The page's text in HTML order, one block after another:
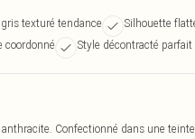
texturé tendance
Silhouette
coordonné
Style décontracté
Confectionné dans une